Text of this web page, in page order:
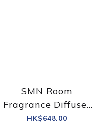
SMN Room
Fragrance Diffuser
Pot Pourri 聖塔瑪利
HK$648.00